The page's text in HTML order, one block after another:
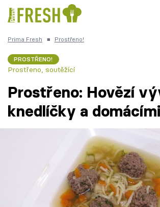
Česká kuchyně
Prima Fresh ■ Prostřeno!
PROSTŘENO!
Prostřeno, soutěžící
Prostřeno: Hovězí
knedlíčky a